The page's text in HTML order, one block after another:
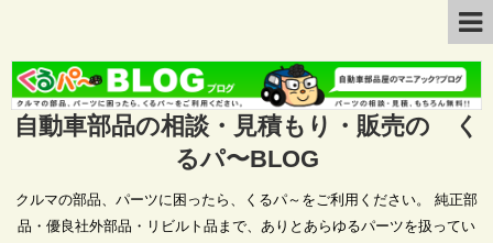
自動車部品の相談・見積もり・販売の く
るパ〜BLOG
クルマの部品、パーツに困ったら、くるパ～をご利用ください。 純正部
品・優良社外部品・リビルト品まで、ありとあらゆるパーツを扱ってい